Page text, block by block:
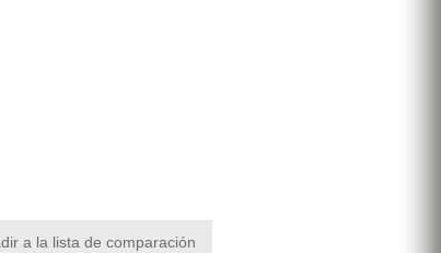
a la lista de comparación